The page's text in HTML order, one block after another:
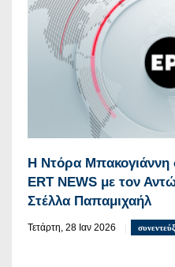
H Ντόρα Μπακογιάννη
ERT NEWS με τον
Στέλλα Παπαμιχαήλ
Τετάρτη, 28 Ιαν 2026